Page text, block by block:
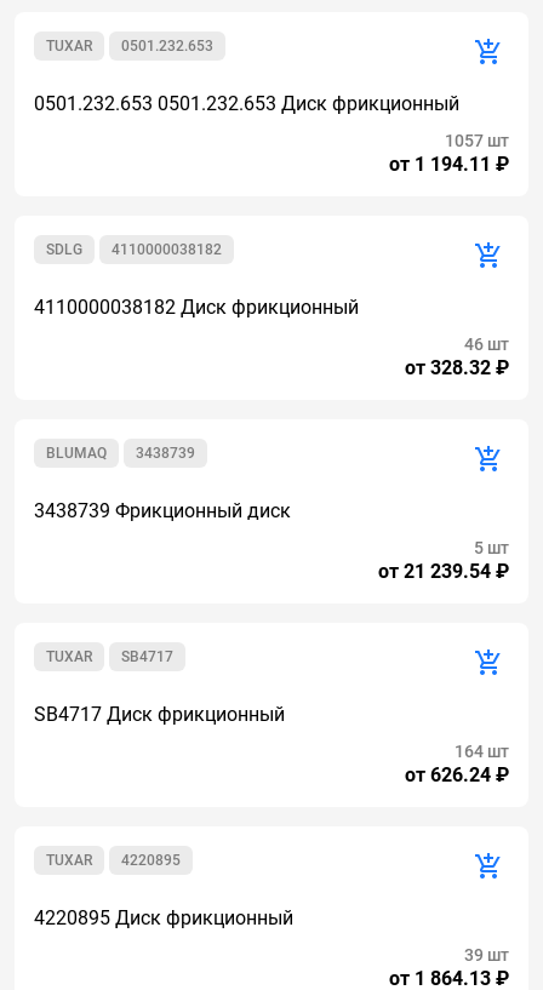
0501.232.653
TUXAR
0501.232.653 0501.232.653 Диск фрикционный
от 1 194.11 ₽
1057 шт
4110000038182
SDLG
4110000038182 Диск фрикционный
от 328.32 ₽
46 шт
3438739
BLUMAQ
3438739 Фрикционный диск
от 21 239.54 ₽
5 шт
SB4717
TUXAR
SB4717 Диск фрикционный
от 626.24 ₽
164 шт
4220895
TUXAR
4220895 Диск фрикционный
от 1 864.13 ₽
39 шт